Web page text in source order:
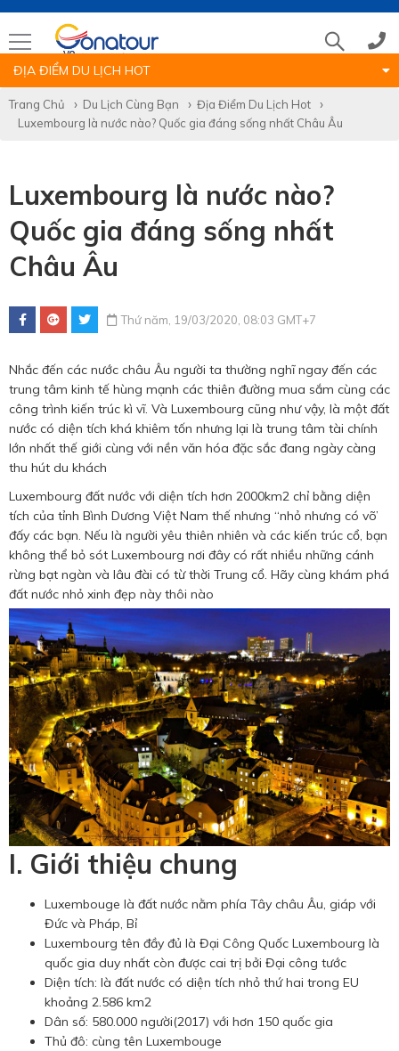
Hotline tour nước ngoài
0786 711 611
Hotine CSKH
0916 404 578
Hotline tư vấn dịch vụ
0784 849 849
ĐỊA ĐIỂM DU LỊCH HOT
Trang Chủ Du Lịch Cùng Bạn
Địa Điểm Du Lịch Hot
Luxembourg là nước nào? Quốc gia đáng sống nhất Châu Âu
Luxembourg là nước nào?
Quốc gia đáng sống nhất
Châu Âu
Thứ năm, 19/03/2020, 08:03 GMT+7
Nhắc đến các nước châu Âu người ta thường nghĩ ngay đến các
trung tâm kinh tế hùng mạnh các thiên đường mua sắm cùng các
công trình kiến trúc kì vĩ. Và Luxembourg cũng như vậy, là một đất
nước có diện tích khá khiêm tốn nhưng lại là trung tâm tài chính
lớn nhất thế giới cùng với nền văn hóa đặc sắc đang ngày càng
thu hút du khách
Luxembourg đất nước với diện tích hơn 2000km2 chỉ bằng diện
tích của tỉnh Bình Dương Việt Nam thế nhưng “nhỏ nhưng có võ’
đấy các bạn. Nếu là người yêu thiên nhiên và các kiến trúc cổ, bạn
không thể bỏ sót Luxembourg nơi đây có rất nhiều những cánh
rừng bạt ngàn và lâu đài có từ thời Trung cổ. Hãy cùng khám phá
đất nước nhỏ xinh đẹp này thôi nào
I. Giới thiệu chung
Luxembouge là đất nước nằm phía Tây châu Âu, giáp với
Đức và Pháp, Bỉ
Luxembourg tên đầy đủ là Đại Công Quốc Luxembourg là
quốc gia duy nhất còn được cai trị bởi Đại công tước
Diện tích: là đất nước có diện tích nhỏ thứ hai trong EU
khoảng 2.586 km2
Dân số: 580.000 người(2017) với hơn 150 quốc gia
Thủ đô: cùng tên Luxembouge